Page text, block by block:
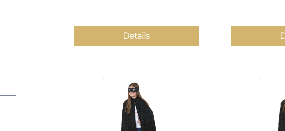
Details